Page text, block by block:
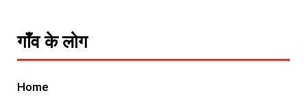
गाँव के लोग
Home